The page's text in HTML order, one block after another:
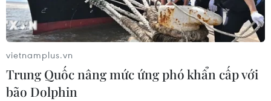
Xem thêm
vietnamplus.vn
Trung Quốc nâng mức ứng phó khẩn cấp với
bão Dolphin